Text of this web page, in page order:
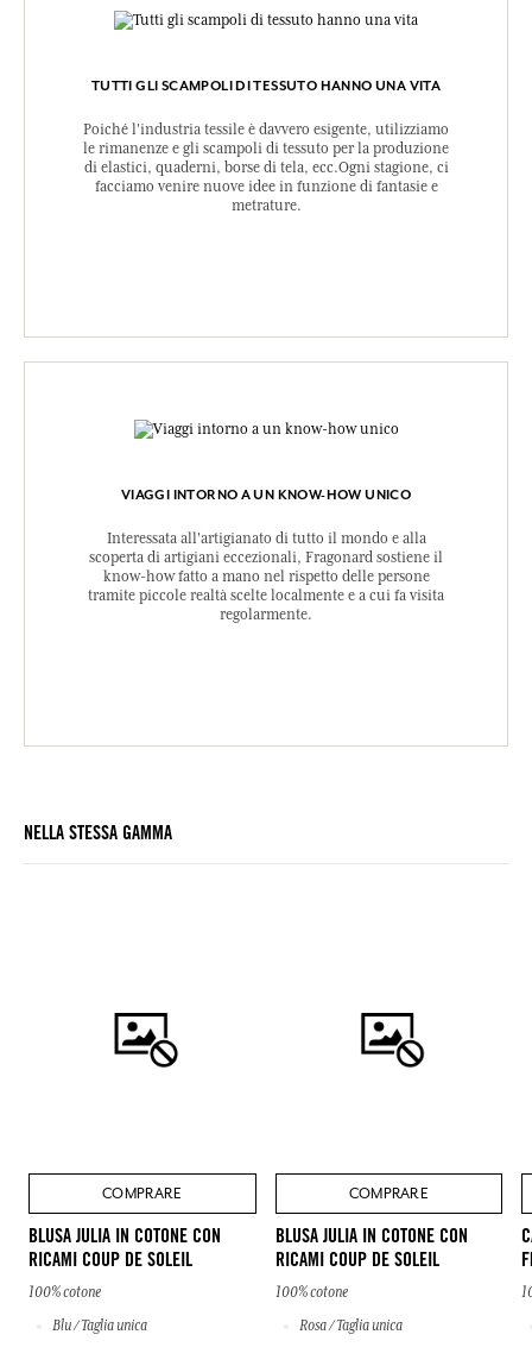
TUTTI GLI SCAMPOLI DI TESSUTO HANNO UNA VITA
Poiché l'industria tessile è davvero esigente, utilizziamo
le rimanenze e gli scampoli di tessuto per la produzione
di elastici, quaderni, borse di tela, ecc.Ogni stagione, ci
facciamo venire nuove idee in funzione di fantasie e
metrature.
VIAGGI INTORNO A UN KNOW-HOW UNICO
Interessata all'artigianato di tutto il mondo e alla
scoperta di artigiani eccezionali, Fragonard sostiene il
know-how fatto a mano nel rispetto delle persone
tramite piccole realtà scelte localmente e a cui fa visita
regolarmente.
NELLA STESSA GAMMA
COMPRARE
BLUSA JULIA IN COTONE CON
RICAMI COUP DE SOLEIL
100% cotone
Blu / Taglia unica
COMPRARE
BLUSA JULIA IN COTONE CON
RICAMI COUP DE SOLEIL
100% cotone
Rosa / Taglia unica